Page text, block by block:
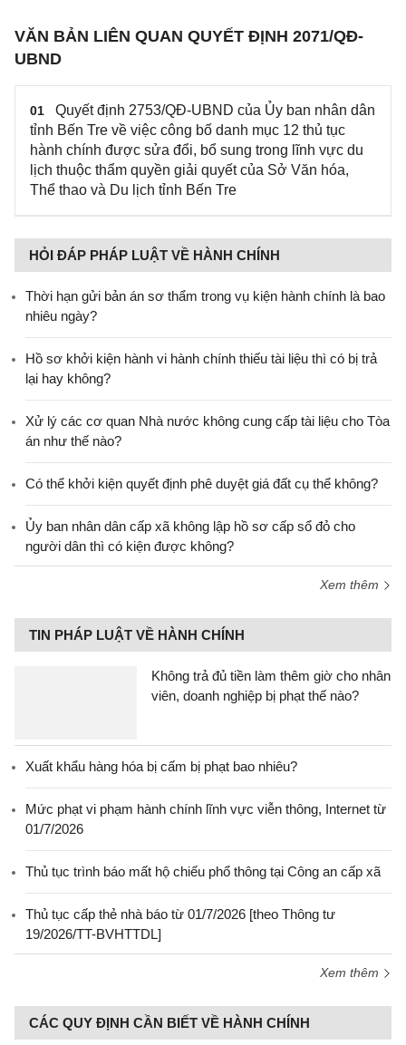
VĂN BẢN LIÊN QUAN QUYẾT ĐỊNH 2071/QĐ-
UBND
01
Quyết định 2753/QĐ-UBND của Ủy ban nhân dân
tỉnh Bến Tre về việc công bố danh mục 12 thủ tục
hành chính được sửa đổi, bổ sung trong lĩnh vực du
lịch thuộc thẩm quyền giải quyết của Sở Văn hóa,
Thể thao và Du lịch tỉnh Bến Tre
HỎI ĐÁP PHÁP LUẬT VỀ HÀNH CHÍNH
Thời hạn gửi bản án sơ thẩm trong vụ kiện hành chính là bao
nhiêu ngày?
Hồ sơ khởi kiện hành vi hành chính thiếu tài liệu thì có bị trả
lại hay không?
Xử lý các cơ quan Nhà nước không cung cấp tài liệu cho Tòa
án như thế nào?
Có thể khởi kiện quyết định phê duyệt giá đất cụ thể không?
Ủy ban nhân dân cấp xã không lập hồ sơ cấp sổ đỏ cho
người dân thì có kiện được không?
Xem thêm
TIN PHÁP LUẬT VỀ HÀNH CHÍNH
Không trả đủ tiền làm thêm giờ cho nhân
viên, doanh nghiệp bị phạt thế nào?
Xuất khẩu hàng hóa bị cấm bị phạt bao nhiêu?
Mức phạt vi phạm hành chính lĩnh vực viễn thông, Internet từ
01/7/2026
Thủ tục trình báo mất hộ chiếu phổ thông tại Công an cấp xã
Thủ tục cấp thẻ nhà báo từ 01/7/2026 [theo Thông tư
19/2026/TT-BVHTTDL]
Xem thêm
CÁC QUY ĐỊNH CẦN BIẾT VỀ HÀNH CHÍNH